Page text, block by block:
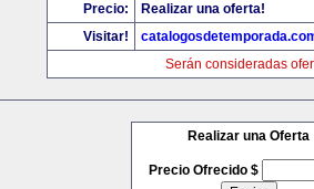
Precio:
Realizar una oferta!
Visitar!
Serán consideradas
Realizar una Oferta
Precio Ofrecido $